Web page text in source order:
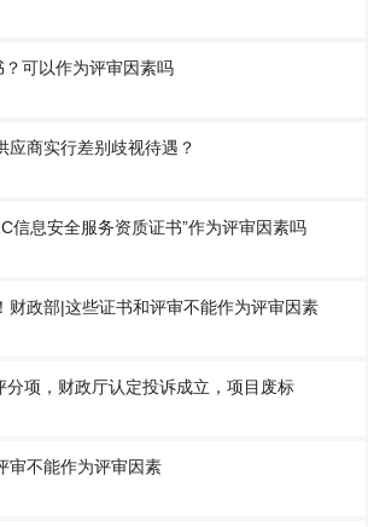
？可以作为评审因素吗
应商实行差别歧视待遇？
信息安全服务资质证书”作为评审因素吗
财政部|这些证书和评审不能作为评审因素
分项，财政厅认定投诉成立，项目废标
审不能作为评审因素